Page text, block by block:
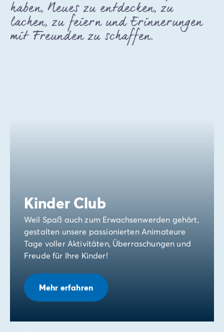
haben, Neues zu entdecken, zu
lachen, zu feiern und Erinnerungen
mit Freunden zu schaffen.
Kinder Club
Weil Spaß auch zum Erwachsenwerden gehört,
gestalten unsere passionierten Animateure
Tage voller Aktivitäten, Überraschungen und
Freude für Ihre Kinder!
Mehr erfahren